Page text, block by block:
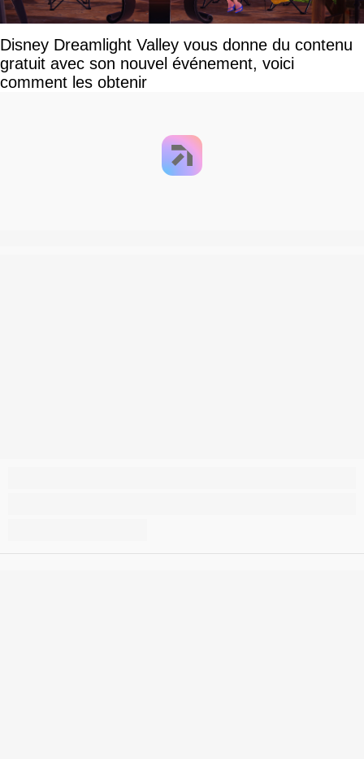
Disney Dreamlight Valley vous donne du contenu
gratuit avec son nouvel événement, voici
comment les obtenir